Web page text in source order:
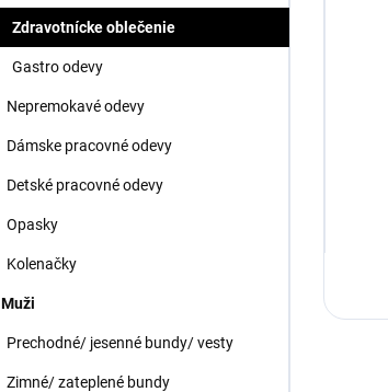
Zdravotnícke oblečenie
Gastro odevy
Nepremokavé odevy
Dámske pracovné odevy
Detské pracovné odevy
Opasky
Kolenačky
Muži
Prechodné/ jesenné bundy/ vesty
Zimné/ zateplené bundy